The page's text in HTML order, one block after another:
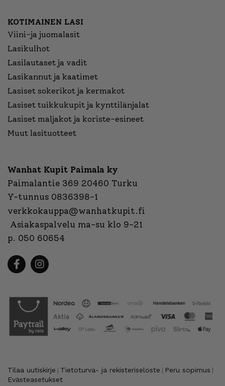
KOTIMAINEN LASI
Viini-ja juomalasit
Lasikulhot
Lasilautaset ja vadit
Lasikannut ja kaatimet
Lasiset sokerikot ja kermakot
Lasiset tuikkukupit ja kynttilänjalat
Lasiset maljakot ja koriste-esineet
Muut lasituotteet
Wanhat Kupit Paimala ky
Paimalantie 369 20460 Turku
Y-tunnus 0836398-1
verkkokauppa@wanhatkupit.fi
Asiakaspalvelu ma-su klo 9-21
p. 050 60654
Tilaa uutiskirje Tietoturva- ja rekisteriseloste Peru sopimus
Evästeasetukset